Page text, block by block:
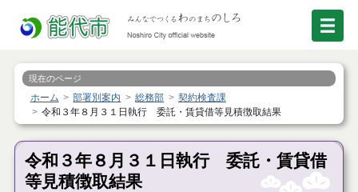
現在のページ
ホーム 部署別案内 総務部
契約検査課
令和３年８月３１日執行 委託・賃貸借等見積徴取結果
令和３年８月３１日執行 委託・賃貸借
等見積徴取結果